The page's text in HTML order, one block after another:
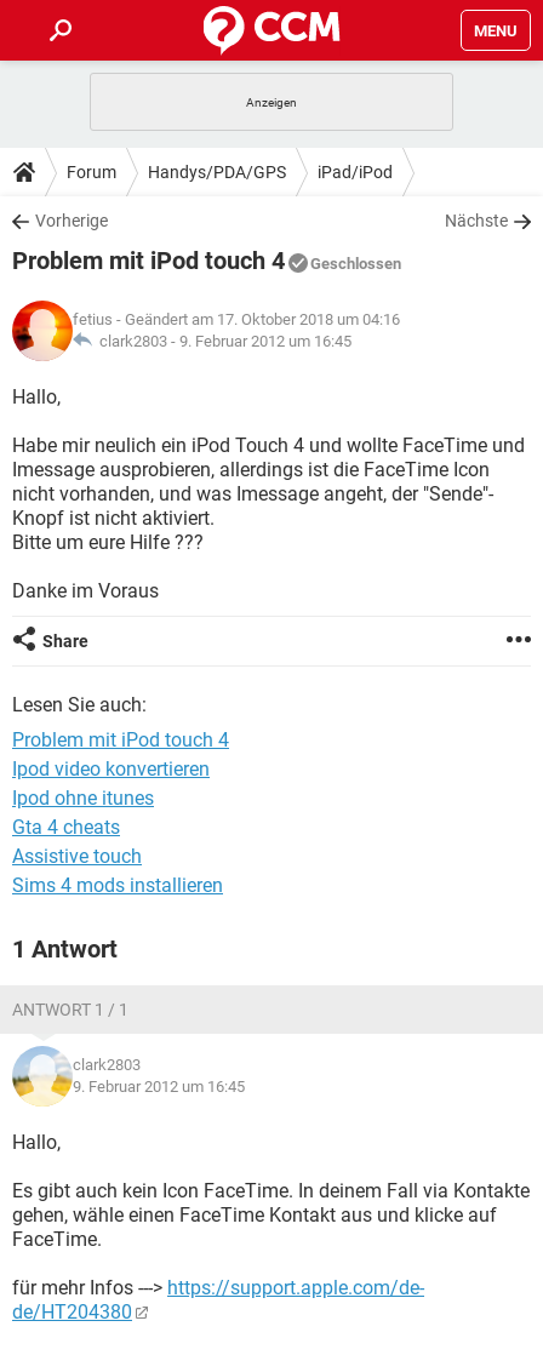
MENU
ANDROID IOS
WINDOWS 10
WHATSAPP TIKTOK
FACEBOOK
TIPPS & TRICKS
SPIELE STREAMING
WHATSAPP TIKTOK
FACEBOOK
DOWNLOADS
SPIELE STREAMING
ANDROID
WINDOWS 10 INSTAGRAM
WHATSAPP
SPIELE STREAMING
ANDROID
WINDOWS 10
WHATSAPP TIKTOK
FACEBOOK HARDWARE
LEXIKON
SPIELE
WINDOWS 10 INSTAGRAM
WHATSAPP TIKTOK
FACEBOOK
Forum Handys/PDA/GPS iPad/iPod
Vorherige Nächste
Problem mit iPod touch 4 Geschlossen
fetius - Geändert am 17. Oktober 2018 um 04:16
clark2803 - 9. Februar 2012 um 16:45
Hallo,
Habe mir neulich ein iPod Touch 4 und wollte FaceTime und
Imessage ausprobieren, allerdings ist die FaceTime Icon
nicht vorhanden, und was Imessage angeht, der "Sende"-
Knopf ist nicht aktiviert.
Bitte um eure Hilfe ???
Danke im Voraus
Share
Lesen Sie auch:
Problem mit iPod touch 4
Ipod video konvertieren
Ipod ohne itunes
Gta 4 cheats
Assistive touch
Sims 4 mods installieren
1 Antwort
ANTWORT 1 / 1
clark2803
9. Februar 2012 um 16:45
Hallo,
Es gibt auch kein Icon FaceTime. In deinem Fall via Kontakte
gehen, wähle einen FaceTime Kontakt aus und klicke auf
FaceTime.
für mehr Infos ---> https://support.apple.com/de-
de/HT204380